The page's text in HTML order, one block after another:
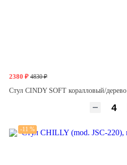
2380 ₽ 4830 ₽
Стул CINDY SOFT коралловый/дерево
-11 %